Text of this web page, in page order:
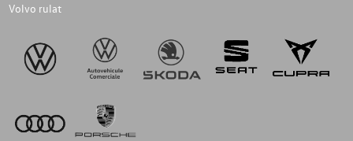
Volvo rulat